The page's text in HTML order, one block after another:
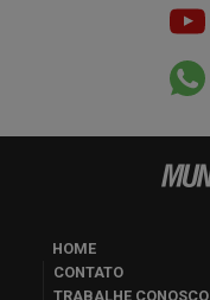
HOME
CONTATO
TRABALHE CONOSCO